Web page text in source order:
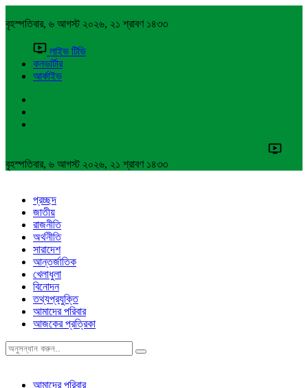
বৃহস্পতিবার, ৬ আগস্ট ২০২৬, ২১ শ্রাবণ ১৪৩৩
লাইভ টিভি
কনভার্টার
আর্কাইভ
বৃহস্পতিবার, ৬ আগস্ট ২০২৬, ২১ শ্রাবণ ১৪৩৩
প্রচ্ছদ
জাতীয়
রাজনীতি
অর্থনীতি
সারাদেশ
আন্তর্জাতিক
খেলাধুলা
বিনোদন
তথ্যপ্রযুক্তি
আমাদের পরিবার
আজকের প্রত্রিকা
আমাদের পরিবার